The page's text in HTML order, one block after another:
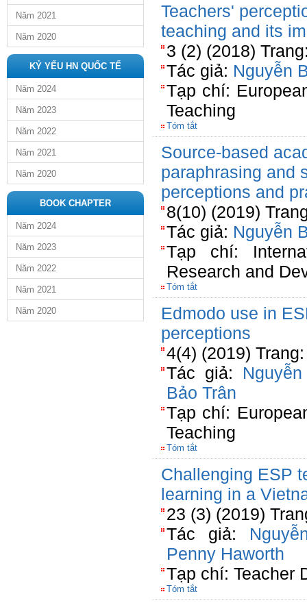
Năm 2021
Năm 2020
KỶ YẾU HN QUỐC TẾ
Năm 2024
Năm 2023
Năm 2022
Năm 2021
Năm 2020
BOOK CHAPTER
Năm 2024
Năm 2023
Năm 2022
Năm 2021
Năm 2020
Teachers'
teaching and its
3 (2) (2018)
Tác giả: Nguyễn
Tạp chí:
Teaching
Tóm tắt
Source-based
paraphrasing and
perceptions and
8(10) (2019)
Tác giả: Nguyễn
Tạp chí:
Research and
Tóm tắt
Edmodo use in
perceptions
4(4) (2019)
Tác giả:
Bảo Trân
Tạp chí:
Teaching
Tóm tắt
Challenging ESP
learning in a
23 (3) (2019)
Tác giả:
Penny Haworth
Tạp chí: Teacher
Tóm tắt